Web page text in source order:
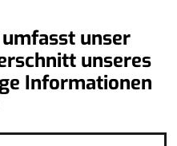
unser
unseres
Informationen